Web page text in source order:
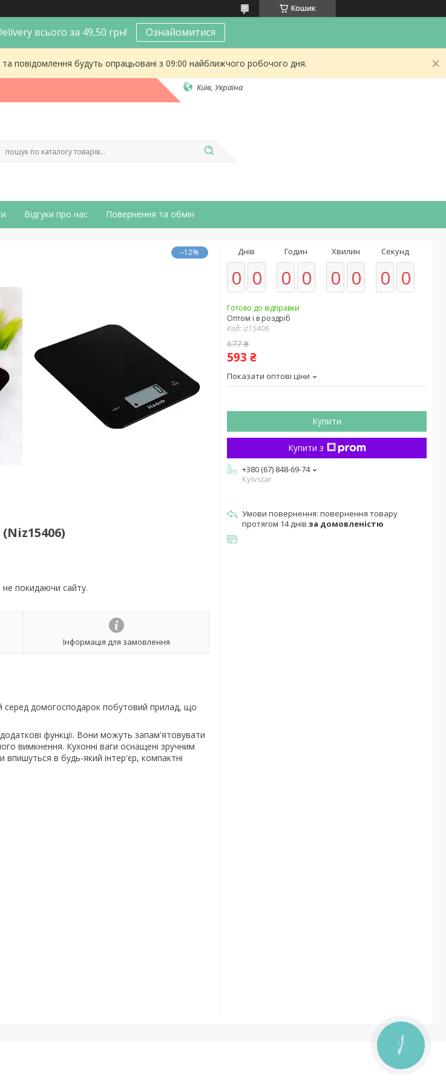
Кошик
всього за 49,50 грн! Ознайомитися
повідомлення будуть опрацьовані з 09:00 найближчого робочого дня.
Київ, Україна
Відгуки про нас Повернення та обмін
–12%
не покидаючи сайту.
Інформація для замовлення
серед домогосподарок побутовий прилад, що
функції. Вони можуть запам'ятовувати
вимкнення. Кухонні ваги оснащені зручним
в будь-який інтер'єр, компактні
Днів
0 0
Годин
0 0
Хвилин
0 0
Секунд
0 0
Готово до відправки
Оптом і в роздріб
Код:iz15406
677 ₴
593 ₴
Показати оптові ціни
Купити
Купити з
+380 (67) 848-69-74
Kyivstar
повернення товару
протягом 14 днів за домовленістю
КНОПКА
ЗВ'ЯЗКУ